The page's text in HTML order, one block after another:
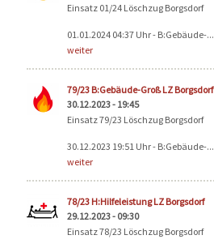
Einsatz 01/24 Löschzug Borgsdorf
01.01.2024 04:37 Uhr - B:Gebäude-...
weiter
79/23 B:Gebäude-Groß LZ Borgsdorf
30.12.2023 - 19:45
Einsatz 79/23 Löschzug Borgsdorf
30.12.2023 19:51 Uhr - B:Gebäude-...
weiter
78/23 H:Hilfeleistung LZ Borgsdorf
29.12.2023 - 09:30
Einsatz 78/23 Löschzug Borgsdorf